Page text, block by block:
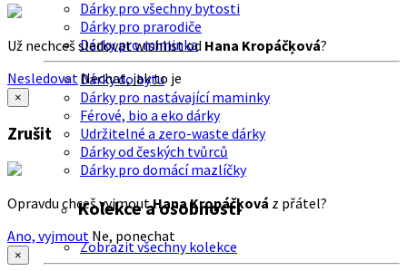
Dárky pro všechny bytosti
Dárky pro prarodiče
Dárky pro miminka
Dárky do bytu
Dárky pro nastávající maminky
Férové, bio a eko dárky
Udržitelné a zero-waste dárky
Dárky od českých tvůrců
Dárky pro domácí mazlíčky
Kolekce a osobnosti
Zobrazit všechny kolekce
Už nechceš sledovat wishlist od Hana Kropáčķová?
Nesledovat Nechat, jak to je
×
Zrušit
Opravdu chceš vyjmoutHana Kropáčķová z přátel?
Ano, vyjmout Ne, ponechat
×